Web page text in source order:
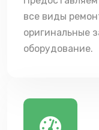
все виды
оригинальные
оборудование.